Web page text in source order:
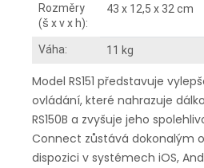
Rozměry
(š x v x h):
43 x 12,5 x 32 cm
Váha: 11 kg
Model RS151 představuje
ovládání, které nahrazuje
RS150B a zvyšuje jeho
Connect zůstává dokonalým
dispozici v systémech iOS,